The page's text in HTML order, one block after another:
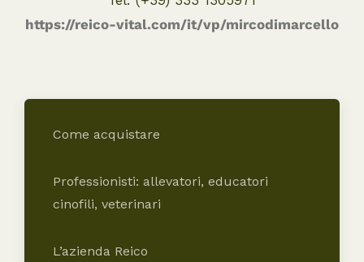
https://reico-vital.com/it/vp/mircodimarcello
Come acquistare
Professionisti: allevatori, educatori
cinofili, veterinari
L’azienda Reico